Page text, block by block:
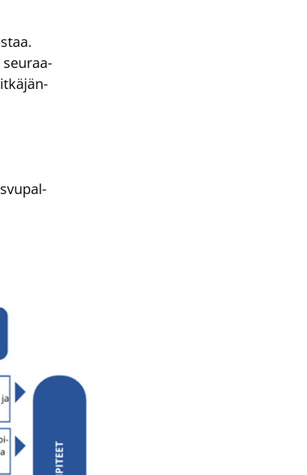
seu­raa­